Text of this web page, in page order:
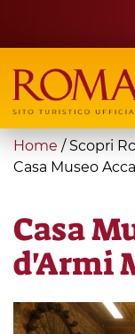
main
content
Search
form
Cerca
You
are
Home / Scopri
Casa Museo
Casa
d'Armi